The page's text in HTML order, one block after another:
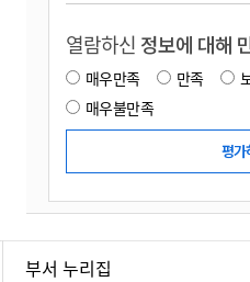
열람하신 정보에 대해
매우만족 만족
매우불만족
부서 누리집